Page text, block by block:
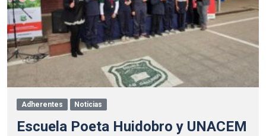
Adherentes Noticias
Escuela Poeta Huidobro y UNACEM